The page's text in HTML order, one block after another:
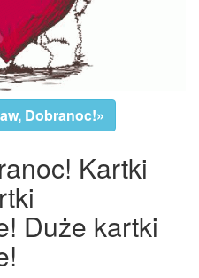
Dobranoc!»
Kartki
Duże kartki